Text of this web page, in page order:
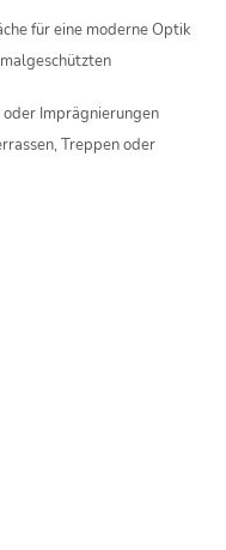
für eine moderne Optik
Imprägnierungen
Treppen oder